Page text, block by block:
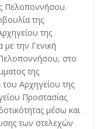
Πελοποννήσου.
της
της
με την Γενική
στο
της
του Αρχηγείου της
Προστασίας
μέσω και
των στελεχών